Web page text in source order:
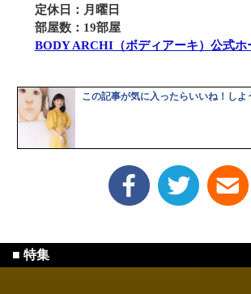
定休日：月曜日
部屋数：19部屋
BODY ARCHI（ボディアーキ）公式ホ
この記事が気に入ったらいいね！しよ